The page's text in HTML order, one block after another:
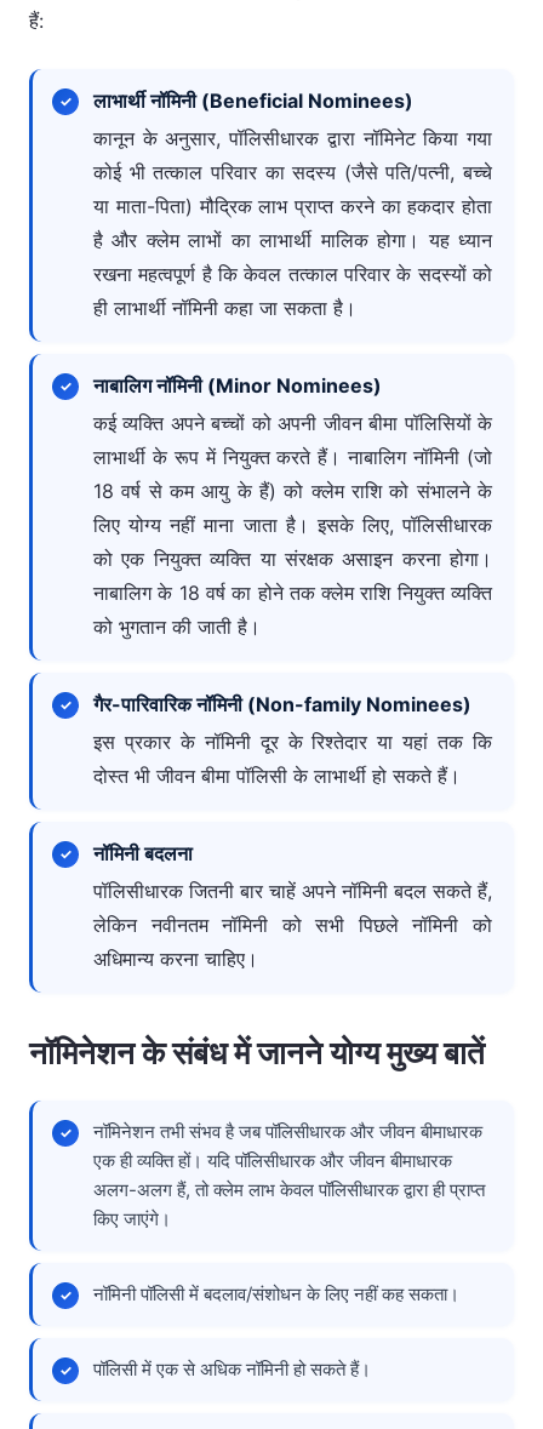
हैं:
लाभार्थी नॉमिनी (Beneficial Nominees)
कानून के अनुसार, पॉलिसीधारक द्वारा नॉमिनेट किया गया
कोई भी तत्काल परिवार का सदस्य (जैसे पति/पत्नी, बच्चे
या माता-पिता) मौद्रिक लाभ प्राप्त करने का हकदार होता
है और क्लेम लाभों का लाभार्थी मालिक होगा। यह ध्यान
रखना महत्वपूर्ण है कि केवल तत्काल परिवार के सदस्यों को
ही लाभार्थी नॉमिनी कहा जा सकता है।
नाबालिग नॉमिनी (Minor Nominees)
कई व्यक्ति अपने बच्चों को अपनी जीवन बीमा पॉलिसियों के
लाभार्थी के रूप में नियुक्त करते हैं। नाबालिग नॉमिनी (जो
18 वर्ष से कम आयु के हैं) को क्लेम राशि को संभालने के
लिए योग्य नहीं माना जाता है। इसके लिए, पॉलिसीधारक
को एक नियुक्त व्यक्ति या संरक्षक असाइन करना होगा।
नाबालिग के 18 वर्ष का होने तक क्लेम राशि नियुक्त व्यक्ति
को भुगतान की जाती है।
गैर-पारिवारिक नॉमिनी (Non-family Nominees)
इस प्रकार के नॉमिनी दूर के रिश्तेदार या यहां तक कि
दोस्त भी जीवन बीमा पॉलिसी के लाभार्थी हो सकते हैं।
नॉमिनी बदलना
पॉलिसीधारक जितनी बार चाहें अपने नॉमिनी बदल सकते हैं,
लेकिन नवीनतम नॉमिनी को सभी पिछले नॉमिनी को
अधिमान्य करना चाहिए।
नॉमिनेशन के संबंध में जानने योग्य मुख्य बातें
नॉमिनेशन तभी संभव है जब पॉलिसीधारक और जीवन बीमाधारक
एक ही व्यक्ति हों। यदि पॉलिसीधारक और जीवन बीमाधारक
अलग-अलग हैं, तो क्लेम लाभ केवल पॉलिसीधारक द्वारा ही प्राप्त
किए जाएंगे।
नॉमिनी पॉलिसी में बदलाव/संशोधन के लिए नहीं कह सकता।
पॉलिसी में एक से अधिक नॉमिनी हो सकते हैं।